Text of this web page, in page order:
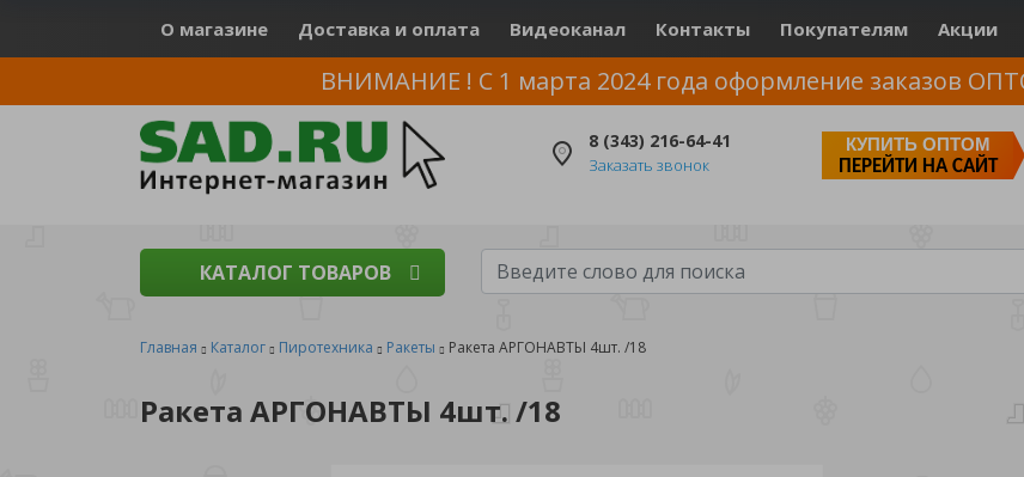
О магазине Доставка и оплата Видеоканал Контакты Покупателям Акции
ВНИМАНИЕ ! С 1 марта 2024 года оформление заказов
8 (343) 216-64-41
Заказать звонок
КУПИТЬ ОПТОМ
ПЕРЕЙТИ НА САЙТ
КАТАЛОГ ТОВАРОВ
Главная Каталог Пиротехника Ракеты Ракета АРГОНАВТЫ 4шт. /18
Ракета АРГОНАВТЫ 4шт. /18